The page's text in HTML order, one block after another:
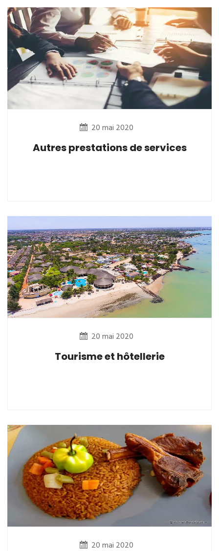
20 mai 2020
Autres prestations de services
20 mai 2020
Tourisme et hôtellerie
20 mai 2020